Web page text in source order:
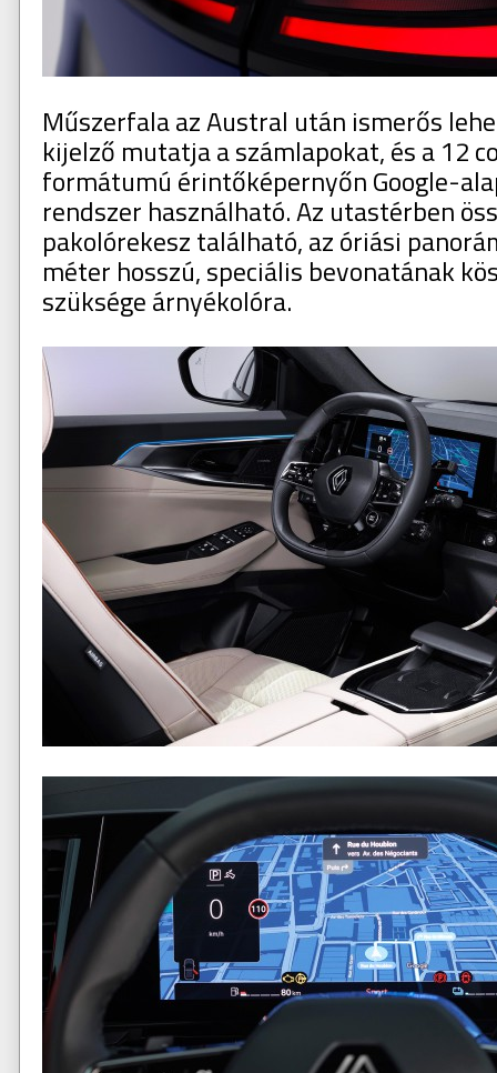
Műszerfala az Austral után ismerős
kijelző mutatja a számlapokat, és a 12
formátumú érintőképernyőn Google-
rendszer használható. Az utastérben
pakolórekesz található, az óriási
méter hosszú, speciális bevonatának
szüksége árnyékolóra.